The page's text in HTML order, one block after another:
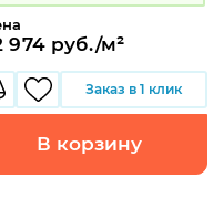
974 руб./м²
Заказ в 1 клик
В корзину